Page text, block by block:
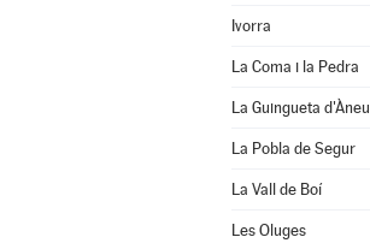
Ivorra
La Coma i la Pedra
La Guingueta d'Àneu
La Pobla de Segur
La Vall de Boí
Les Oluges